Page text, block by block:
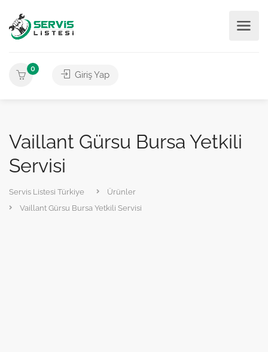
0
Giriş Yap
Vaillant Gürsu Bursa Yetkili
Servisi
Servis Listesi Türkiye
Ürünler
Vaillant Gürsu Bursa Yetkili Servisi